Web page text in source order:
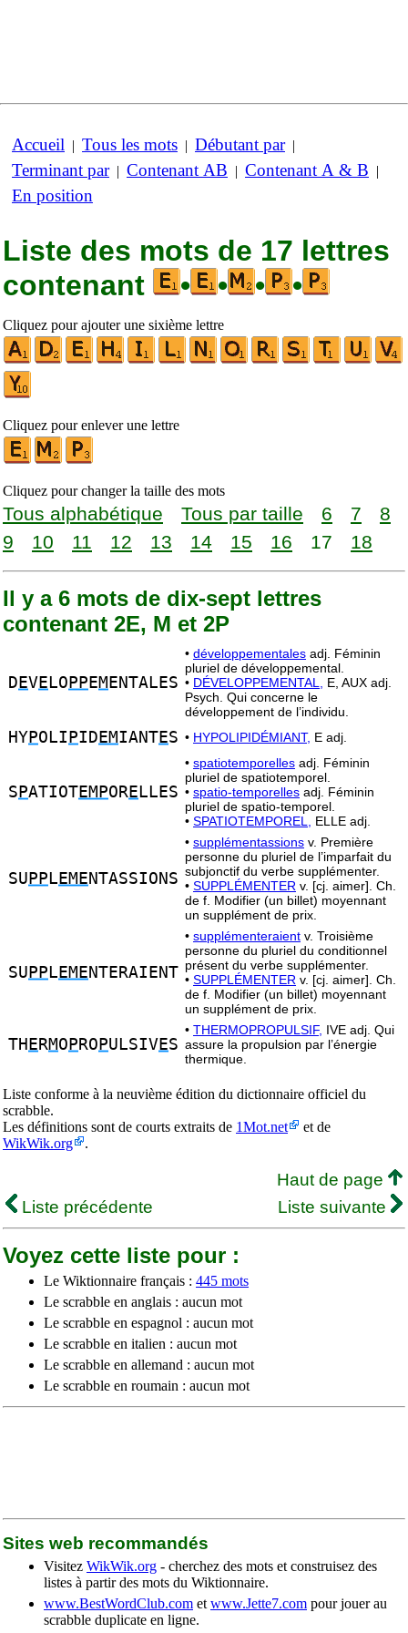
Accueil | Tous les mots | Débutant par|
Terminant par| Contenant AB | Contenant A & B |
En position
Liste des mots de 17 lettres
contenant
• • • •
Cliquez pour ajouter une sixième lettre
Cliquez pour enlever une lettre
Cliquez pour changer la taille des mots
Tous alphabétique Tous par taille 6 7
8
9
10 11 12 13 14 15 16 17 18
Il y a 6 mots de dix-sept lettres
contenant 2E, M et 2P
D EVE LO PP EM ENTALES
• développementales adj. Féminin
pluriel de développemental.
• DÉVELOPPEMENTAL,
E, AUX adj.
Psych. Qui concerne le
développement de l’individu.
HYPOLI PID EMIANTES • HYPOLIPIDÉMIANT, E adj.
S PATIOTEMPORE LLES
• spatiotemporelles adj. Féminin
pluriel de spatiotemporel.
• spatio-temporelles adj. Féminin
pluriel de spatio-temporel.
• SPATIOTEMPOREL, ELLE adj.
SU PP L EME NTASSIONS
• supplémentassions v. Première
personne du pluriel de l’imparfait du
subjonctif du verbe supplémenter.
• SUPPLÉMENTER v. [cj. aimer]. Ch.
de f. Modifier (un billet) moyennant
un supplément de prix.
SU PP L EME NTERAIENT
• supplémenteraient v. Troisième
personne du pluriel du conditionnel
présent du verbe supplémenter.
• SUPPLÉMENTER v. [cj. aimer]. Ch.
de f. Modifier (un billet) moyennant
un supplément de prix.
TH E RMO P RO PULSIVES
• THERMOPROPULSIF, IVE adj. Qui
assure la propulsion par l’énergie
thermique.
Liste conforme à la neuvième édition du dictionnaire officiel du
scrabble.
Les définitions sont de courts extraits de 1Mot.net
et de
WikWik.org
.
Haut de page
Liste précédente
Liste suivante
Voyez cette liste pour :
Le Wiktionnaire français : 445 mots
Le scrabble en anglais : aucun mot
Le scrabble en espagnol : aucun mot
Le scrabble en italien : aucun mot
Le scrabble en allemand : aucun mot
Le scrabble en roumain : aucun mot
Sites web recommandés
Visitez WikWik.org - cherchez des mots et construisez des
listes à partir des mots du Wiktionnaire.
www.BestWordClub.com et www.Jette7.com pour jouer au
scrabble duplicate en ligne.